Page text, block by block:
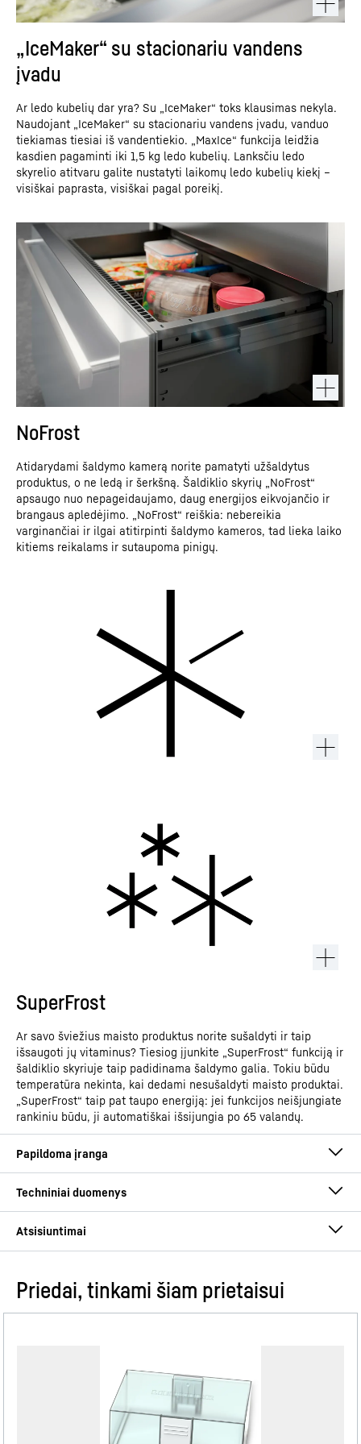
„IceMaker“ su stacionariu vandens
įvadu
Ar ledo kubelių dar yra? Su „IceMaker“ toks klausimas nekyla.
Naudojant „IceMaker“ su stacionariu vandens įvadu, vanduo
tiekiamas tiesiai iš vandentiekio. „MaxIce“ funkcija leidžia
kasdien pagaminti iki 1,5 kg ledo kubelių. Lanksčiu ledo
skyrelio atitvaru galite nustatyti laikomų ledo kubelių kiekį –
visiškai paprasta, visiškai pagal poreikį.
NoFrost
Atidarydami šaldymo kamerą norite pamatyti užšaldytus
produktus, o ne ledą ir šerkšną. Šaldiklio skyrių „NoFrost“
apsaugo nuo nepageidaujamo, daug energijos eikvojančio ir
brangaus apledėjimo. „NoFrost“ reiškia: nebereikia
varginančiai ir ilgai atitirpinti šaldymo kameros, tad lieka laiko
kitiems reikalams ir sutaupoma pinigų.
SuperFrost
Ar savo šviežius maisto produktus norite sušaldyti ir taip
išsaugoti jų vitaminus? Tiesiog įjunkite „SuperFrost“ funkciją ir
šaldiklio skyriuje taip padidinama šaldymo galia. Tokiu būdu
temperatūra nekinta, kai dedami nesušaldyti maisto produktai.
„SuperFrost“ taip pat taupo energiją: jei funkcijos neišjungiate
rankiniu būdu, ji automatiškai išsijungia po 65 valandų.
Užraktas nuo vaikų
Užraktas nuo vaikų užprogramuotas taip, kad prietaiso
Gaminių grupė
Integruojamas šaldytuvas-
9005382271056
Realizuojamos prekės
091150451
Eksploatacijos instrukcija
Montavimo / instaliavimo vadovas
Priedai, tinkami šiam prietaisui